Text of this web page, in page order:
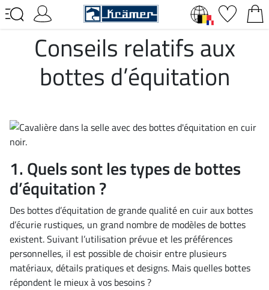
Conseils relatifs aux
bottes d’équitation
1. Quels sont les types de bottes
d’équitation ?
Des bottes d’équitation de grande qualité en cuir aux bottes
d’écurie rustiques, un grand nombre de modèles de bottes
existent. Suivant l’utilisation prévue et les préférences
personnelles, il est possible de choisir entre plusieurs
matériaux, détails pratiques et designs. Mais quelles bottes
répondent le mieux à vos besoins ?